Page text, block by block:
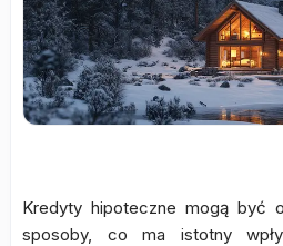
Kredyty hipoteczne mogą być
sposoby, co ma istotny